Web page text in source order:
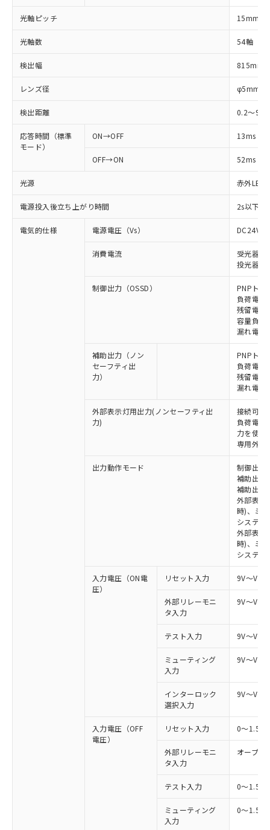
光軸ピッチ 15mm
光軸数 54軸
検出幅 815mm
レンズ径 φ5mm
検出距離 0.2～9m
応答時間（標準
モード）
ON→OFF 13ms
OFF→ON 52ms
光源 赤外LED
電源投入後立ち上がり時間 2s以下(
電気的仕様 電源電圧（Vs）
消費電流
受光器:
投光器:
制御出力（OSSD）
PNPトラ
負荷電流
残留電圧
容量負荷
漏れ電流
補助出力（ノン
セーフティ出
力）
PNPトラ
負荷電流
残留電圧
漏れ電流
外部表示灯用出力(ノンセーフティ出
力)
接続可能
負荷電流
力を使用
専用外部
出力動作モード
制御出力
補助出力
補助出力
外部表示
時)、ミ
システム
外部表示
時)、ミ
システム
入力電圧（ON電
圧）
リセット入力 9V～Vs
外部リレーモニ
タ入力
9V～Vs
テスト入力 9V～Vs
ミューティング
入力
9V～Vs
インターロック
選択入力
9V～Vs
入力電圧（OFF
電圧）
リセット入力 0～1.5V
外部リレーモニ
タ入力
オープン
テスト入力 0～1.5V
ミューティング
入力
0～1.5V